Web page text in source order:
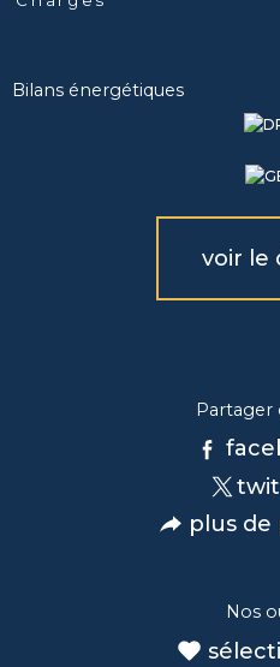
Bilans énergétiques
voir le
Partager
plus de
Nos